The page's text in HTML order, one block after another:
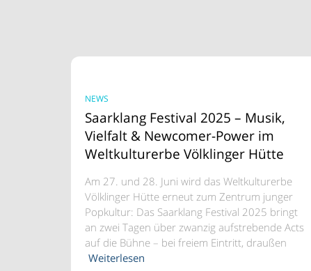
NEWS
Saarklang Festival 2025 – Musik,
Vielfalt & Newcomer-Power im
Weltkulturerbe Völklinger Hütte
Am 27. und 28. Juni wird das Weltkulturerbe
Völklinger Hütte erneut zum Zentrum junger
Popkultur: Das Saarklang Festival 2025 bringt
an zwei Tagen über zwanzig aufstrebende Acts
auf die Bühne – bei freiem Eintritt, draußen
Weiterlesen